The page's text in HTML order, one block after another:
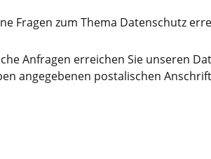
Fragen zum Thema Datenschutz
Anfragen erreichen Sie unseren
angegebenen postalischen